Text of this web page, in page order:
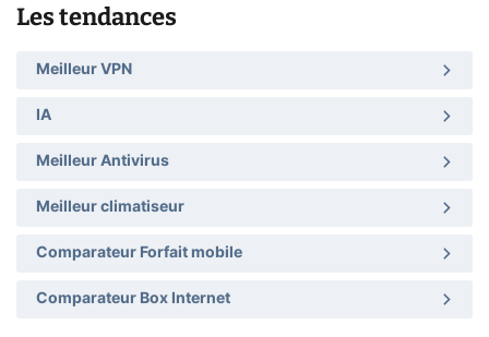
Les tendances
Meilleur VPN
IA
Meilleur Antivirus
Meilleur climatiseur
Comparateur Forfait mobile
Comparateur Box Internet